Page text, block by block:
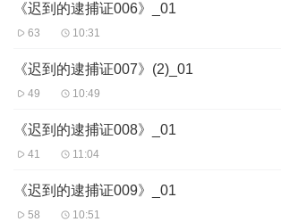
《迟到的逮捕证006》_01
63 10:31
《迟到的逮捕证007》(2)_01
49 10:49
《迟到的逮捕证008》_01
41 11:04
《迟到的逮捕证009》_01
58 10:51